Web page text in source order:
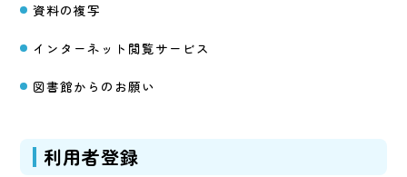
資料の複写
インターネット閲覧サービス
図書館からのお願い
利用者登録